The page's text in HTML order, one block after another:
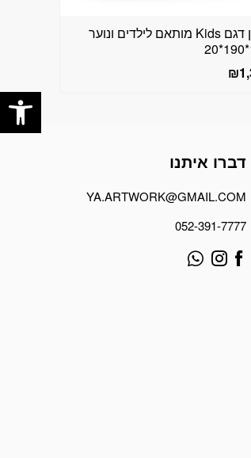
מזרן דגם Kids מותאם לילדים ונוער
₪
דברו איתנו
YA.ARTWORK@GMAIL.COM
052-391-7777